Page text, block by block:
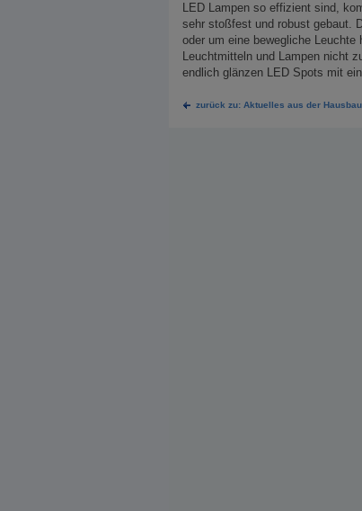
LED Lampen so effizient sind,
sehr stoßfest und robust gebaut.
oder um eine bewegliche
Leuchtmitteln und Lampen nicht
endlich glänzen LED Spots mit
zurück zu: Aktuelles aus der